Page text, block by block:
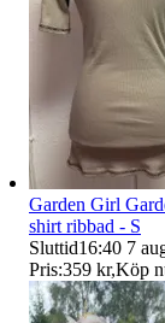
Garden Girl
shirt ribbad - S
Sluttid16:40 7
Pris:359 kr,Köp